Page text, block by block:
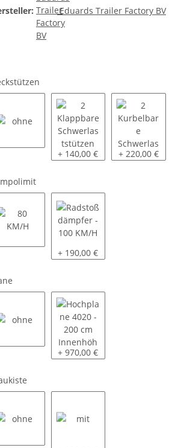
Eduards Trailer Factory BV
2 Klappbare
+ 140,00 € 2 Kurbelbare
+ 220,00 €
Radstoßdämpfer - 100 KM/H
+ 190,00 €
Hochplane 4020 - 200 cm
+ 970,00 €